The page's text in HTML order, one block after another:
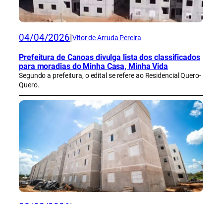
04/04/2026 Vitor de Arruda Pereira
Prefeitura de Canoas divulga lista dos classificados
para moradias do Minha Casa, Minha Vida
Segundo a prefeitura, o edital se refere ao Residencial Quero-
Quero.